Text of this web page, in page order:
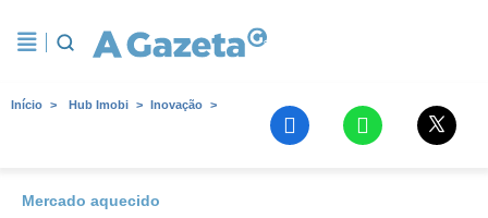
Início Hub Imobi Inovação
Mercado aquecido